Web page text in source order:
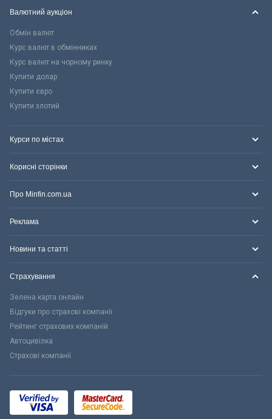
Валютний аукціон
Обмін валют
Курс валют в обмінниках
Курс валют на чорному ринку
Купити долар
Купити євро
Купити злотий
Курси по містах
Корисні сторінки
Про Minfin.com.ua
Реклама
Новини та статті
Страхування
Зелена карта онлайн
Відгуки про страхові компанії
Рейтинг страхових компаній
Автоцивілка
Страхові компанії